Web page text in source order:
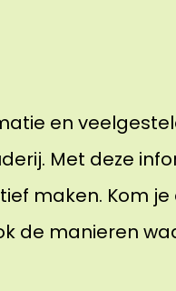
en
Met deze
maken. Kom
de manieren